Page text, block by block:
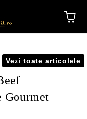
Vezi toate articolele
Gourmet